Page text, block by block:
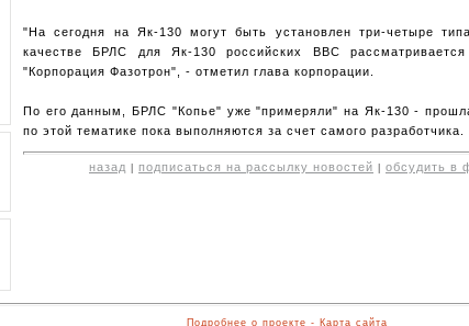
"На сегодня на Як-130 могут быть установлен три-четыре
качестве БРЛС для Як-130 российских ВВС
"Корпорация Фазотрон", - отметил глава корпорации.
По его данным, БРЛС "Копье" уже "примеряли" на Як-130 -
по этой тематике пока выполняются за счет самого разработчика.
назад подписаться на рассылку новостей обсудить в
Подробнее о проекте - Карта сайта